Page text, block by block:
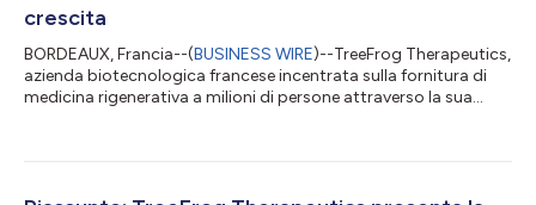
crescita
BORDEAUX, Francia--(BUSINESS WIRE)--TreeFrog Therapeutics,
azienda biotecnologica francese incentrata sulla fornitura di
medicina rigenerativa a milioni di persone attraverso la sua
amministrazione (CdA) del leader di talento nel settore